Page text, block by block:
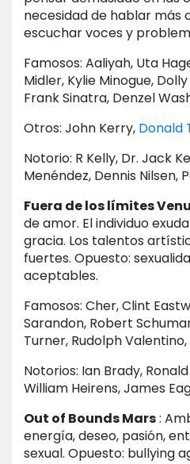
necesidad de hablar más
escuchar voces y
Famosos: Aaliyah, Uta
Midler, Kylie Minogue,
Frank Sinatra, Denzel
Otros: John Kerry, Donald
Notorio: R Kelly, Dr. Jack
Menéndez, Dennis Nilsen,
Fuera de los límites
de amor. El individuo
gracia. Los talentos
fuertes. Opuesto:
aceptables.
Famosos: Cher, Clint
Sarandon, Robert
Turner, Rudolph
Notorios: Ian Brady,
William Heirens, James
Out of Bounds Mars:
energía, deseo, pasión,
sexual. Opuesto: bullying